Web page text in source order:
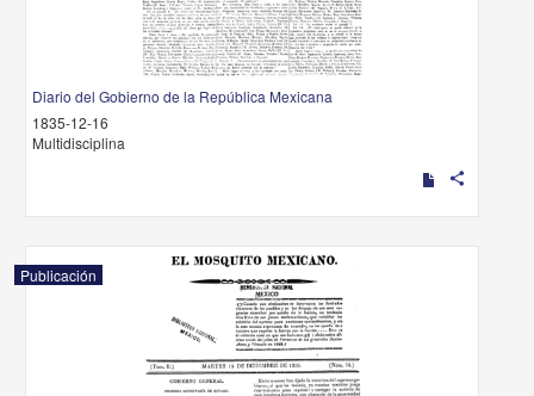
Diario del Gobierno de la República Mexicana
1835-12-16
Multidisciplina
share
Publicación